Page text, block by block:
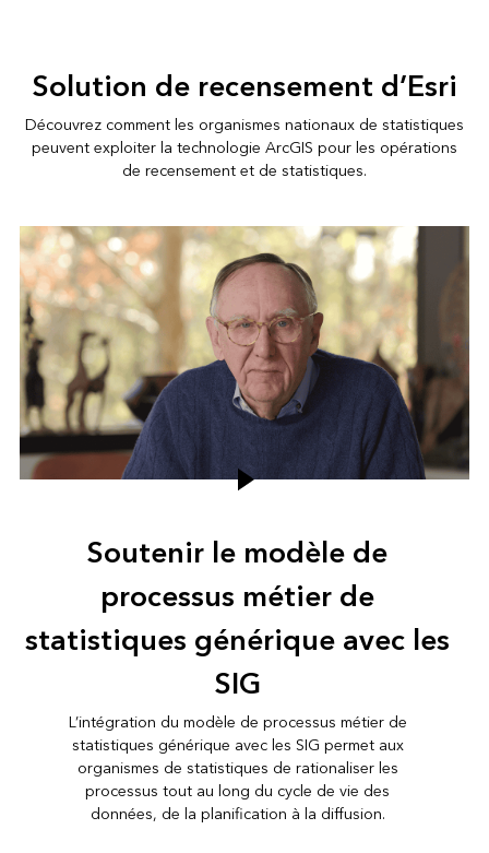
Solution de recensement d’Esri
Découvrez comment les organismes nationaux de statistiques
peuvent exploiter la technologie ArcGIS pour les opérations
de recensement et de statistiques.
Soutenir le modèle de
processus métier de
statistiques générique avec les
SIG
L’intégration du modèle de processus métier de
statistiques générique avec les SIG permet aux
organismes de statistiques de rationaliser les
processus tout au long du cycle de vie des
données, de la planification à la diffusion.